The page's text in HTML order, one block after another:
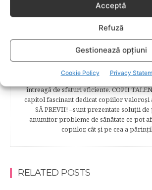
Acceptă
Refuză
Gestionează opțiuni
Cookie Policy Privacy
captivante subcategorii. COPILUL 1-6 ANI
dedicat creşterii şi îngrijirii copilului din
la vârsta şcolară. Mămicile vor reuşi să
se descurce cu propriul copil, cum să îl
încât să crească perfect sănătos. EDUCAŢIE
captivant în care poţi afla cum să îţi educi
încât să poţi obţine performanţe şcolare
este un capitol destinat vieţii de familie ce
întreagă de sfaturi eficiente. COPII
capitol fascinant dedicat copiilor valoroși
SĂ PREVII! –sunt prezentate soluţii
anumitor probleme de sănătate ce pot
copiilor, cât şi pe cea a
RELATED POSTS